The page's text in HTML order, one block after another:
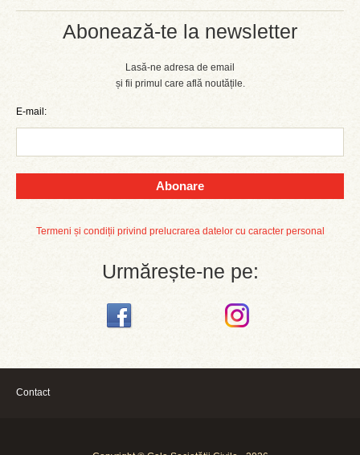
Abonează-te la newsletter
Lasă-ne adresa de email
și fii primul care află noutățile.
E-mail:
Abonare
Termeni și condiții privind prelucrarea datelor cu caracter personal
Urmărește-ne pe:
Contact